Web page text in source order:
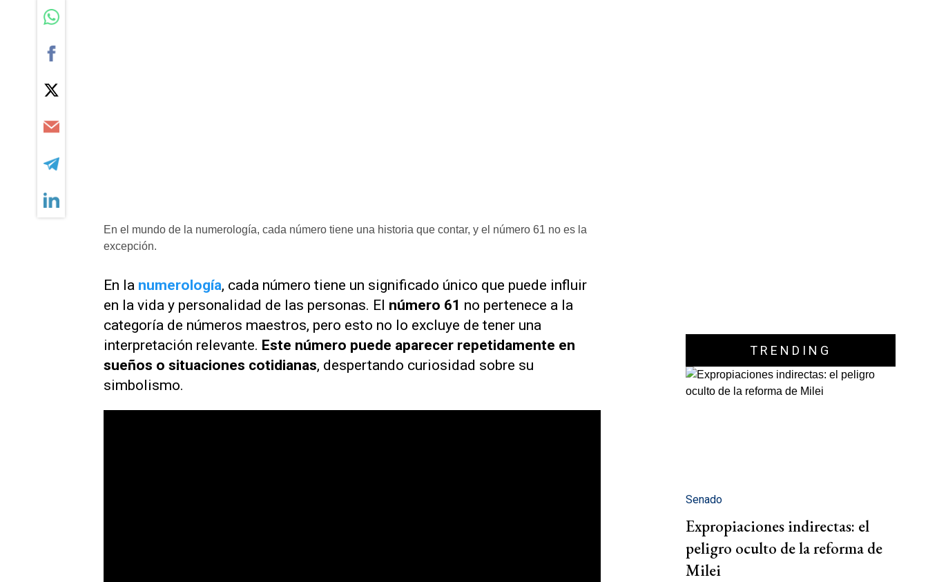
En el mundo de la numerología, cada número tiene una historia que contar, y el número 61 no es la
excepción.
En la numerología, cada número tiene un significado único que puede influir
en la vida y personalidad de las personas. El número 61 no pertenece a la
categoría de números maestros, pero esto no lo excluye de tener una
interpretación relevante. Este número puede aparecer repetidamente en
sueños o situaciones cotidianas, despertando curiosidad sobre su
simbolismo.
TRENDING
Senado
Expropiaciones indirectas: el
peligro oculto de la reforma de
Milei